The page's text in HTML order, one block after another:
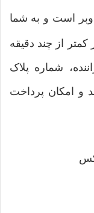
است و به شما
از چند دقیقه
شماره پلاک
و امکان پرداخت